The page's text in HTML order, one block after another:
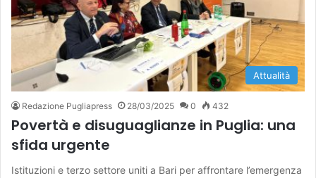
Attualità
Redazione Pugliapress 28/03/2025 0 432
Povertà e disuguaglianze in Puglia: una
sfida urgente
Istituzioni e terzo settore uniti a Bari per affrontare l’emergenza